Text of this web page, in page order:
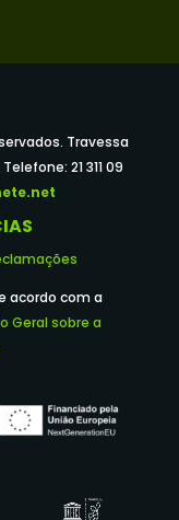
Travessa
21 311 09
acordo com a
Geral sobre a